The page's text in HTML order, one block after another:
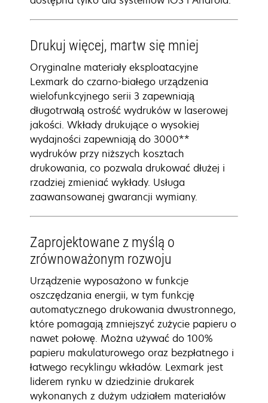
Drukuj więcej, martw się mniej
Oryginalne materiały eksploatacyjne
Lexmark do czarno-białego urządzenia
wielofunkcyjnego serii 3 zapewniają
długotrwałą ostrość wydruków w laserowej
jakości. Wkłady drukujące o wysokiej
wydajności zapewniają do 3000**
wydruków przy niższych kosztach
drukowania, co pozwala drukować dłużej i
rzadziej zmieniać wykłady. Usługa
zaawansowanej gwarancji wymiany.
Zaprojektowane z myślą o
zrównoważonym rozwoju
Urządzenie wyposażono w funkcje
oszczędzania energii, w tym funkcję
automatycznego drukowania dwustronnego,
które pomagają zmniejszyć zużycie papieru o
nawet połowę. Można używać do 100%
papieru makulaturowego oraz bezpłatnego i
łatwego recyklingu wkładów. Lexmark jest
liderem rynku w dziedzinie drukarek
wykonanych z dużym udziałem materiałów